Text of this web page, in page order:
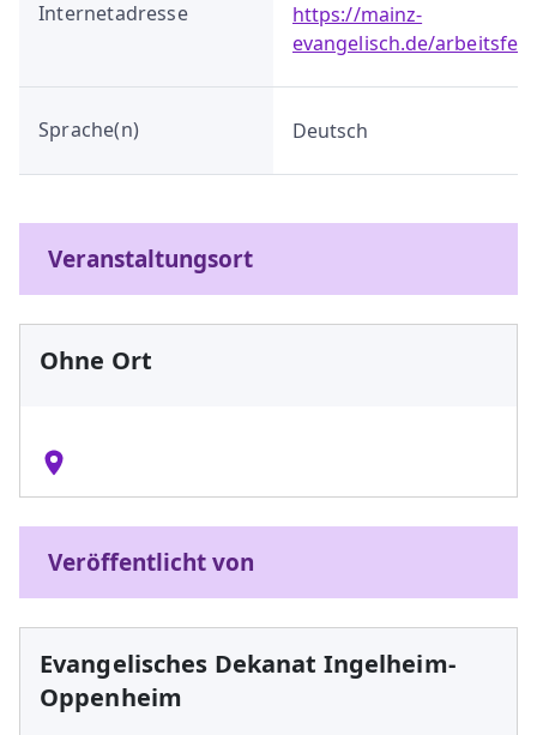
Internetadresse
https://mainz-
evangelisch.de/
Sprache(n) Deutsch
Veranstaltungsort
Ohne Ort
Veröffentlicht von
Evangelisches Dekanat Ingelheim-
Oppenheim